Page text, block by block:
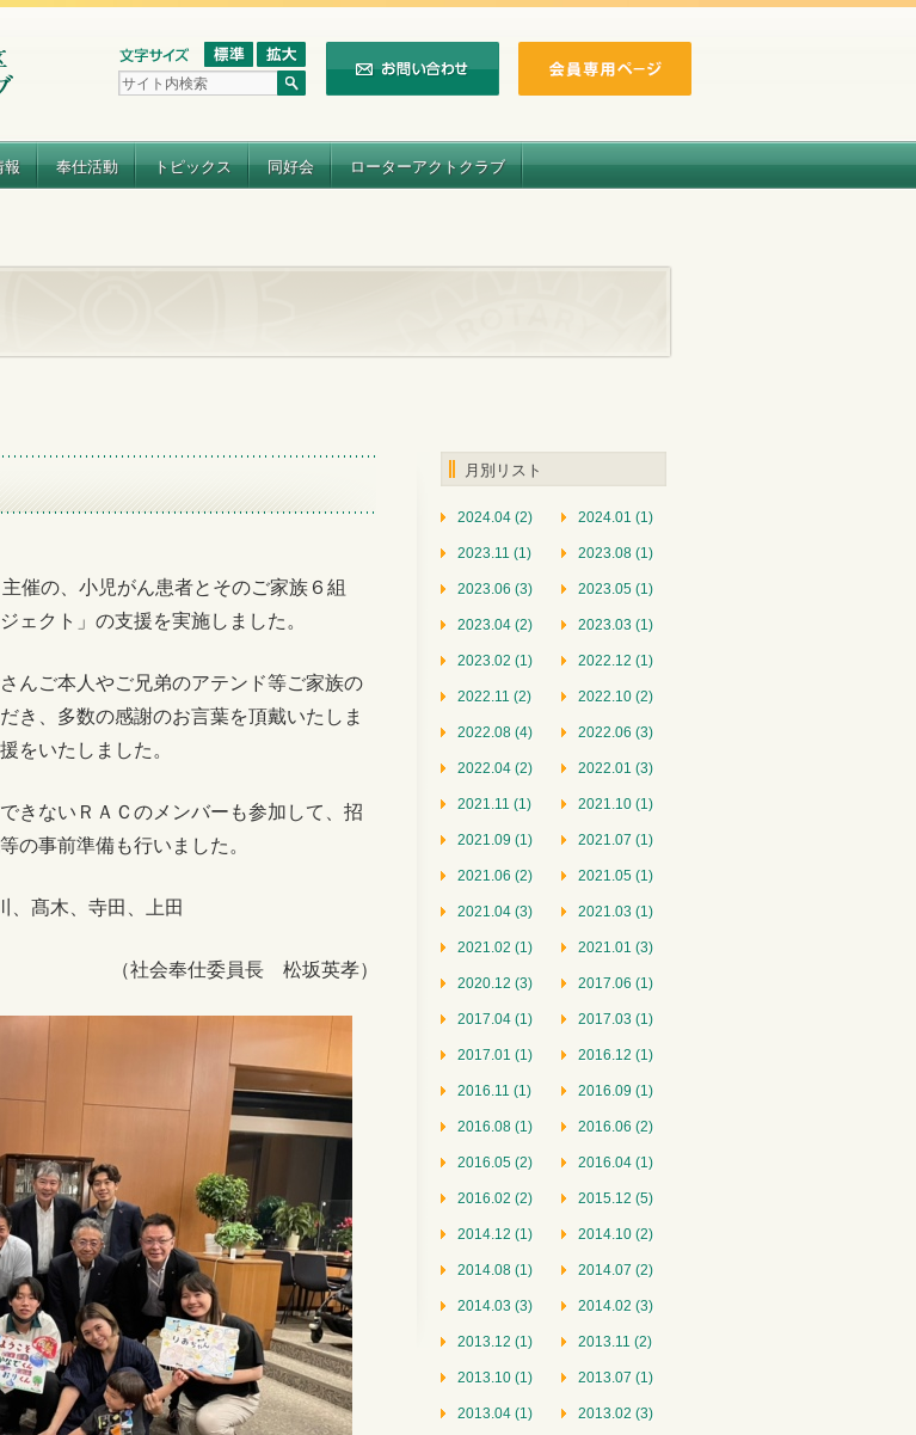
報 奉仕活動 トピックス 同好会 ローターアクトクラブ
催の、小児がん患者とそのご家族６組
ェクト」の支援を実施しました。
んご本人やご兄弟のアテンド等ご家族の
き、多数の感謝のお言葉を頂戴いたしま
をいたしました。
きないＲＡＣのメンバーも参加して、招
の事前準備も行いました。
、髙木、寺田、上田
（社会奉仕委員長 松坂英孝）
月別リスト
2024.04 (2) 2024.01 (1)
2023.11 (1) 2023.08 (1)
2023.06 (3) 2023.05 (1)
2023.04 (2) 2023.03 (1)
2023.02 (1) 2022.12 (1)
2022.11 (2) 2022.10 (2)
2022.08 (4) 2022.06 (3)
2022.04 (2) 2022.01 (3)
2021.11 (1) 2021.10 (1)
2021.09 (1) 2021.07 (1)
2021.06 (2) 2021.05 (1)
2021.04 (3) 2021.03 (1)
2021.02 (1) 2021.01 (3)
2020.12 (3) 2017.06 (1)
2017.04 (1) 2017.03 (1)
2017.01 (1) 2016.12 (1)
2016.11 (1) 2016.09 (1)
2016.08 (1) 2016.06 (2)
2016.05 (2) 2016.04 (1)
2016.02 (2) 2015.12 (5)
2014.12 (1) 2014.10 (2)
2014.08 (1) 2014.07 (2)
2014.03 (3) 2014.02 (3)
2013.12 (1) 2013.11 (2)
2013.10 (1) 2013.07 (1)
2013.04 (1) 2013.02 (3)